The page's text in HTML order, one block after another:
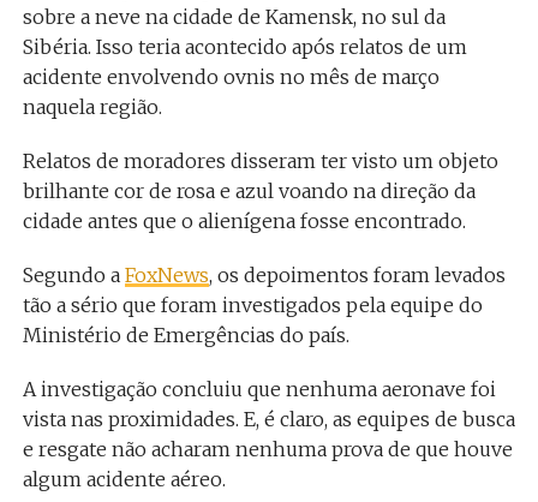
sobre a neve na cidade de Kamensk, no sul da
Sibéria. Isso teria acontecido após relatos de um
acidente envolvendo ovnis no mês de março
naquela região.
Relatos de moradores disseram ter visto um objeto
brilhante cor de rosa e azul voando na direção da
cidade antes que o alienígena fosse encontrado.
Segundo a FoxNews, os depoimentos foram levados
tão a sério que foram investigados pela equipe do
Ministério de Emergências do país.
A investigação concluiu que nenhuma aeronave foi
vista nas proximidades. E, é claro, as equipes de busca
e resgate não acharam nenhuma prova de que houve
algum acidente aéreo.